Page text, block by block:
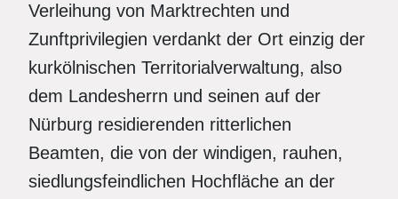
Verleihung von Marktrechten und
Zunftprivilegien verdankt der Ort einzig der
kurkölnischen Territorialverwaltung, also
dem Landesherrn und seinen auf der
Nürburg residierenden ritterlichen
Beamten, die von der windigen, rauhen,
siedlungsfeindlichen Hochfläche an der